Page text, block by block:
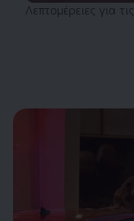
Λεπτομέρειες για τις
Enable fullscreen mode